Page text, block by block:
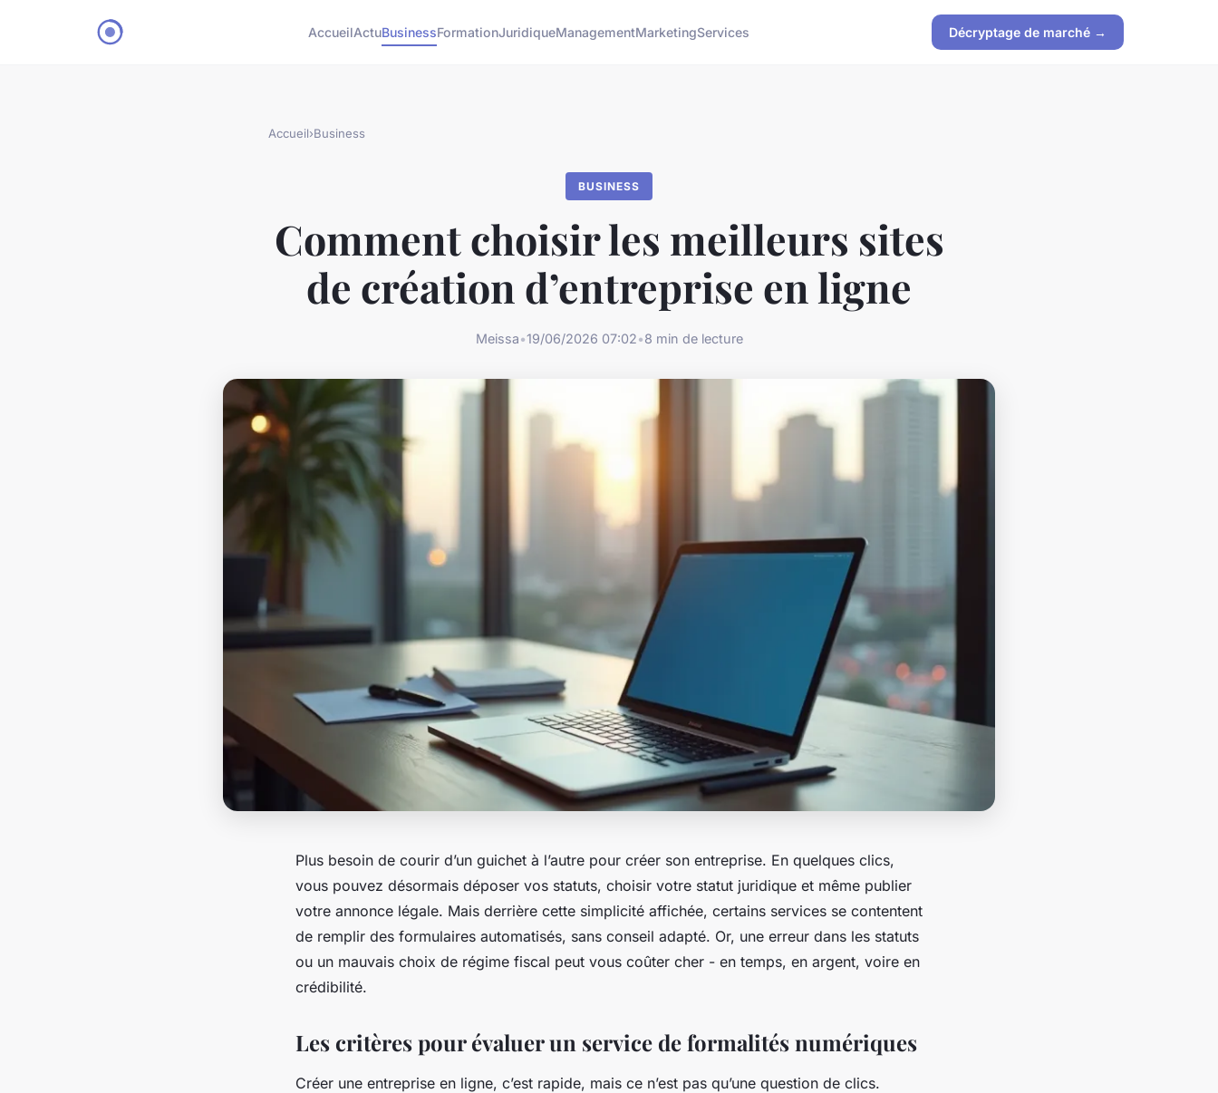
AccueilActuBusinessFormationJuridiqueManagementMarketingServices Décryptage de marché →
Accueil›Business
BUSINESS
Comment choisir les meilleurs sites
de création d’entreprise en ligne
Meissa•19/06/2026 07:02•8 min de lecture
Plus besoin de courir d’un guichet à l’autre pour créer son entreprise. En quelques clics,
vous pouvez désormais déposer vos statuts, choisir votre statut juridique et même publier
votre annonce légale. Mais derrière cette simplicité affichée, certains services se contentent
de remplir des formulaires automatisés, sans conseil adapté. Or, une erreur dans les statuts
ou un mauvais choix de régime fiscal peut vous coûter cher - en temps, en argent, voire en
crédibilité.
Les critères pour évaluer un service de formalités numériques
Créer une entreprise en ligne, c’est rapide, mais ce n’est pas qu’une question de clics.